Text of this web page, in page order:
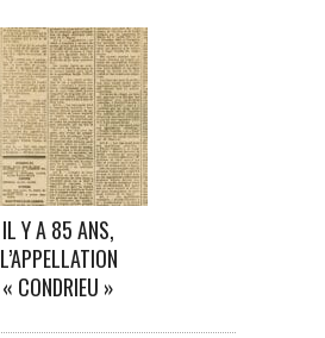
IL Y A 85 ANS,
L’APPELLATION
« CONDRIEU »